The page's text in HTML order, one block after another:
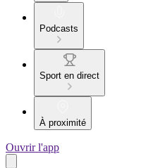
Podcasts
Sport en direct
À proximité
Ouvrir l'app